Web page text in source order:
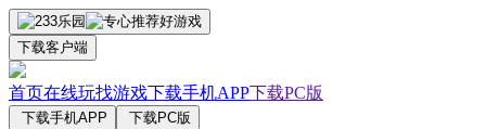
下载客户端
首页在线玩找游戏下载手机APP下载PC版
下载手机APP 下载PC版